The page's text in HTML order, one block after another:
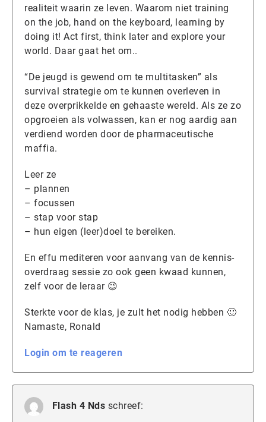
realiteit waarin ze leven. Waarom niet training
on the job, hand on the keyboard, learning by
doing it! Act first, think later and explore your
world. Daar gaat het om..
“De jeugd is gewend om te multitasken” als
survival strategie om te kunnen overleven in
deze overprikkelde en gehaaste wereld. Als ze zo
opgroeien als volwassen, kan er nog aardig aan
verdiend worden door de pharmaceutische
maffia.
Leer ze
– plannen
– focussen
– stap voor stap
– hun eigen (leer)doel te bereiken.
En effu mediteren voor aanvang van de kennis-
overdraag sessie zo ook geen kwaad kunnen,
zelf voor de leraar 😉
Sterkte voor de klas, je zult het nodig hebben 🙂
Namaste, Ronald
Login om te reageren
Flash 4 Nds schreef: